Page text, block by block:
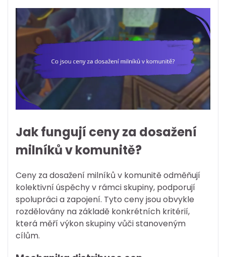
Jak fungují ceny za dosažení
milníků v komunitě?
Ceny za dosažení milníků v komunitě odměňují
kolektivní úspěchy v rámci skupiny, podporují
spolupráci a zapojení. Tyto ceny jsou obvykle
rozdělovány na základě konkrétních kritérií,
která měří výkon skupiny vůči stanoveným
cílům.